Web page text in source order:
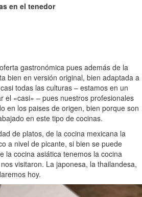
en el tenedor
gastronómica pues además de la
bien en versión original, bien adaptada a
todas las culturas – estamos en un
el «casi» – pues nuestros profesionales
en los paises de origen, bien porque son
en este tipo de cocinas.
de platos, de la cocina mexicana la
a nivel de picante, si bien se puede
la cocina asiática tenemos la cocina
visitaron. La japonesa, la thailandesa,
hoy.